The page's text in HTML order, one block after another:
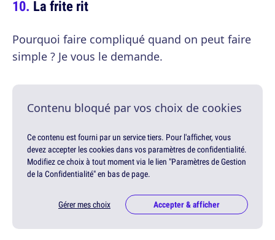
La frite rit
Pourquoi faire compliqué quand on peut faire
simple ? Je vous le demande.
Contenu bloqué par vos choix de cookies
Ce contenu est fourni par un service tiers. Pour l'afficher, vous
devez accepter les cookies dans vos paramètres de confidentialité.
Modifiez ce choix à tout moment via le lien "Paramètres de Gestion
de la Confidentialité" en bas de page.
Gérer mes choix Accepter & afficher